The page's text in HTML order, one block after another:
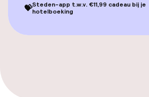
Eet- en drinkgelegenheden
Bar
💝Steden-app t.w.v. €11,99 cadeau bij je
hotelboeking